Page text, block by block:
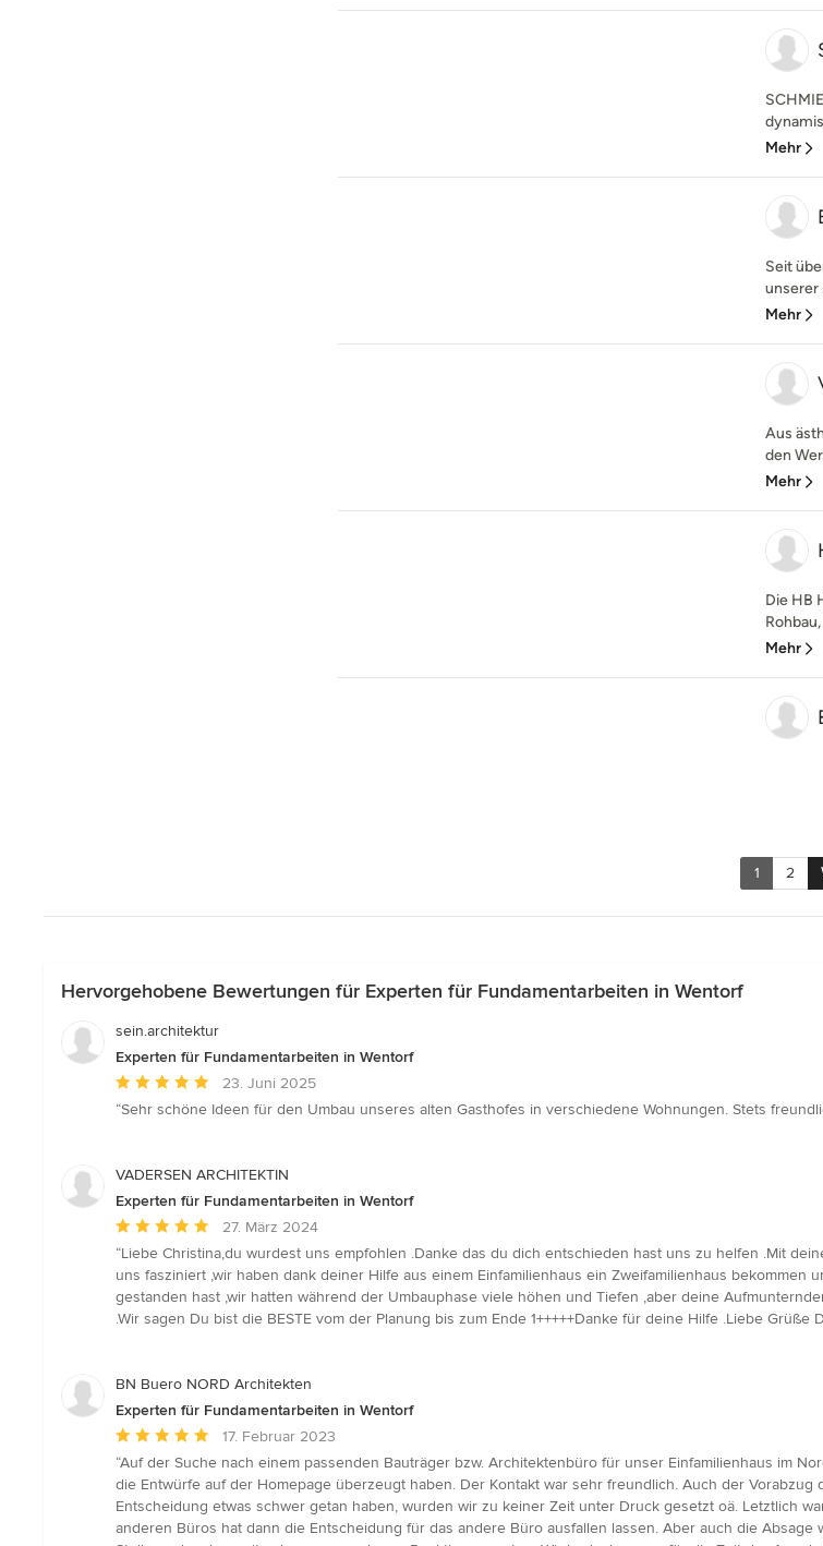
Mehr
Seit
unserer
Mehr
Aus
den
Mehr
Die HB
Mehr
1 2
Hervorgehobene Bewertungen für Experten für Fundamentarbeiten in Wentorf
sein.architektur
Experten für Fundamentarbeiten in Wentorf
Durchschnittliche
Bewertung:
5
23. Juni 2025
“Sehr schöne Ideen für den Umbau unseres alten Gasthofes in verschiedene Wohnungen. Stets
VADERSEN ARCHITEKTIN
Experten für Fundamentarbeiten in Wentorf
Durchschnittliche
Bewertung:
5
von
5
27. März 2024
“Liebe Christina,du wurdest uns empfohlen .Danke das du dich entschieden hast uns zu helfen .Mit
uns fasziniert ,wir haben dank deiner Hilfe aus einem Einfamilienhaus ein Zweifamilienhaus bekommen
gestanden hast ,wir hatten während der Umbauphase viele höhen und Tiefen ,aber deine
.Wir sagen Du bist die BESTE vom der Planung bis zum Ende 1+++++Danke für deine Hilfe .Liebe Grüße
BN Buero NORD Architekten
Experten für Fundamentarbeiten in Wentorf
Durchschnittliche
Bewertung:
5
von
5
17. Februar 2023
“Auf der Suche nach einem passenden Bauträger bzw. Architektenbüro für unser Einfamilienhaus im
die Entwürfe auf der Homepage überzeugt haben. Der Kontakt war sehr freundlich. Auch der
Entscheidung etwas schwer getan haben, wurden wir zu keiner Zeit unter Druck gesetzt oä. Letztlich
anderen Büros hat dann die Entscheidung für das andere Büro ausfallen lassen. Aber auch die